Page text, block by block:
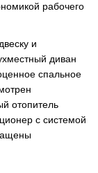
рабочего
и
диван
спальное
отопитель
с системой